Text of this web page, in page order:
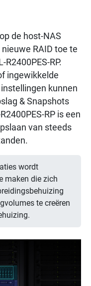
de host-NAS
RAID toe te
RP.
ingewikkelde
kunnen
& Snapshots
RP is een
van steeds
wordt
maken die zich
te creëren